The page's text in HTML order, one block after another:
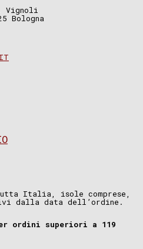
Vignoli
Bologna
Italia, isole comprese,
dalla data dell’ordine.
ordini superiori a 119